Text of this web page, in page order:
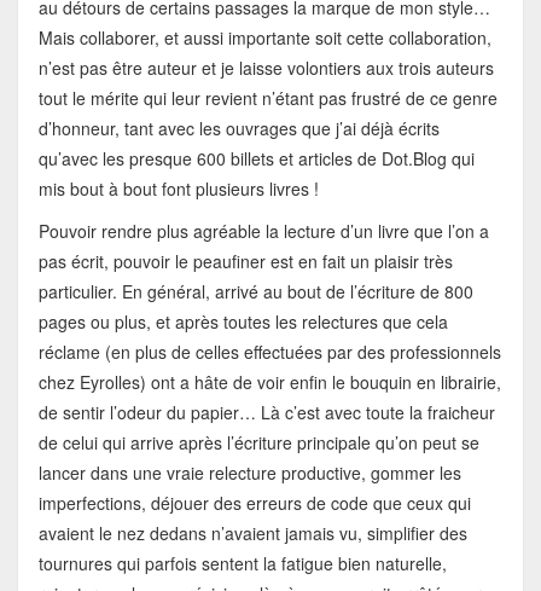
au détours de certains passages la marque de mon style…
Mais collaborer, et aussi importante soit cette collaboration,
n’est pas être auteur et je laisse volontiers aux trois auteurs
tout le mérite qui leur revient n’étant pas frustré de ce genre
d’honneur, tant avec les ouvrages que j’ai déjà écrits
qu’avec les presque 600 billets et articles de Dot.Blog qui
mis bout à bout font plusieurs livres !
Pouvoir rendre plus agréable la lecture d’un livre que l’on a
pas écrit, pouvoir le peaufiner est en fait un plaisir très
particulier. En général, arrivé au bout de l’écriture de 800
pages ou plus, et après toutes les relectures que cela
réclame (en plus de celles effectuées par des professionnels
chez Eyrolles) ont a hâte de voir enfin le bouquin en librairie,
de sentir l’odeur du papier… Là c’est avec toute la fraicheur
de celui qui arrive après l’écriture principale qu’on peut se
lancer dans une vraie relecture productive, gommer les
imperfections, déjouer des erreurs de code que ceux qui
avaient le nez dedans n’avaient jamais vu, simplifier des
tournures qui parfois sentent la fatigue bien naturelle,